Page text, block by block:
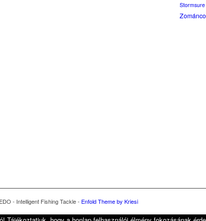
- Intelligent Fishing Tackle - Enfold Theme by Kriesi